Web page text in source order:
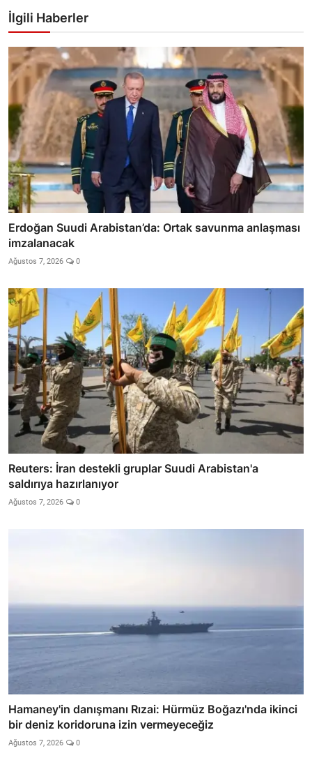
İlgili Haberler
Erdoğan Suudi Arabistan’da: Ortak savunma anlaşması
imzalanacak
Ağustos 7, 2026 0
Reuters: İran destekli gruplar Suudi Arabistan'a
saldırıya hazırlanıyor
Ağustos 7, 2026 0
Hamaney'in danışmanı Rızai: Hürmüz Boğazı'nda ikinci
bir deniz koridoruna izin vermeyeceğiz
Ağustos 7, 2026 0